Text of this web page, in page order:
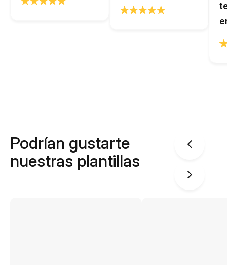
Podrían gustarte
nuestras plantillas